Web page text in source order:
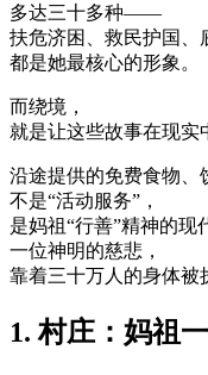
多达三十多种——
扶危济困、救民护国、
都是她最核心的形象。
而绕境，
就是让这些故事在现实
沿途提供的免费食物、
不是“活动服务”，
是妈祖“行善”精神的现
一位神明的慈悲，
靠着三十万人的身体被
1. 村庄：妈祖